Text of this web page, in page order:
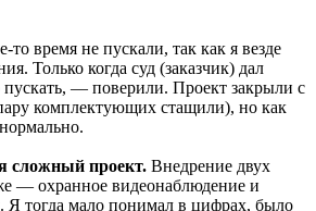
то время не пускали, так как я везде
Только когда суд (заказчик) дал
пускать, — поверили. Проект закрыли с
комплектующих стащили), но как
сложный проект. Внедрение двух
— охранное видеонаблюдение и
Я тогда мало понимал в цифрах, было